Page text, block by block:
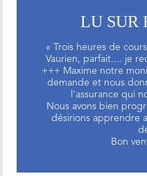
LU SUR
« Trois heures de
Vaurien, parfait.... je
+++ Maxime notre
demande et nous
l'assurance qui
Nous avons bien
désirions apprendre
Bon